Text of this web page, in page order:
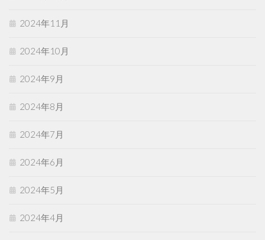
2024年11月
2024年10月
2024年9月
2024年8月
2024年7月
2024年6月
2024年5月
2024年4月